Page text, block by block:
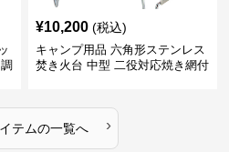
¥10,200 (税込)
キャンプ用品 六角形ステンレス
焚き火台 中型 二役対応焼き網付
テムの一覧へ ›